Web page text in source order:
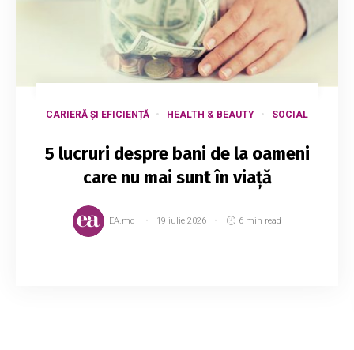
CARIERĂ ȘI EFICIENȚĂ HEALTH & BEAUTY SOCIAL
5 lucruri despre bani de la oameni
care nu mai sunt în viață
EA.md 19 iulie 2026 6 min read